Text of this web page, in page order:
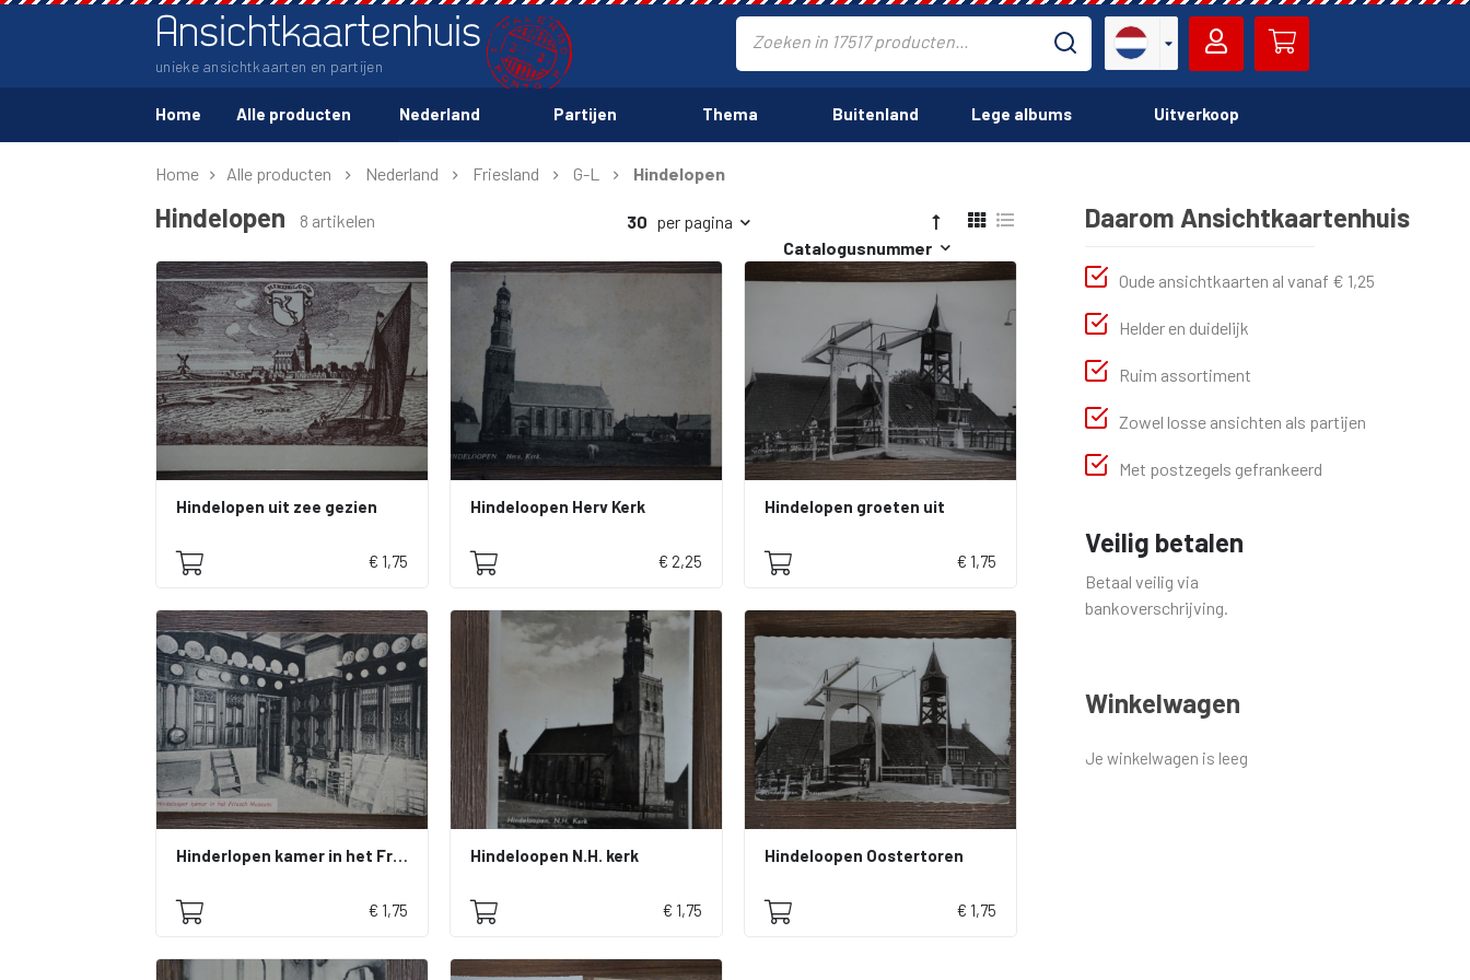
Ansichtkaartenhuis
unieke ansichtkaarten en partijen
Home Alle producten Nederland Partijen Thema Buitenland Lege albums Uitverkoop
Home Alle producten Nederland Friesland G-L Hindelopen
Hindelopen
8 artikelen
Catalogusnummer
30 per pagina
Hindelopen uit zee gezien
€ 1,75
Hindeloopen Herv Kerk
€ 2,25
Hindelopen groeten uit
€ 1,75
Hinderlopen kamer in het Friesch museum
€ 1,75
Hindeloopen N.H. kerk
€ 1,75
Hindeloopen Oostertoren
€ 1,75
Daarom Ansichtkaartenhuis
Oude ansichtkaarten al vanaf € 1,25
Helder en duidelijk
Ruim assortiment
Zowel losse ansichten als partijen
Met postzegels gefrankeerd
Veilig betalen
Betaal veilig via
bankoverschrijving.
Winkelwagen
Je winkelwagen is leeg